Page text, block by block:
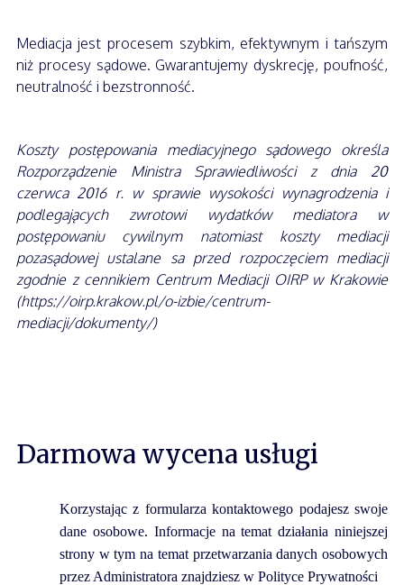
Mediacja jest procesem szybkim, efektywnym i tańszym
niż procesy sądowe. Gwarantujemy dyskrecję, poufność,
neutralność i bezstronność.
Koszty postępowania mediacyjnego sądowego określa
Rozporządzenie Ministra Sprawiedliwości z dnia 20
czerwca 2016 r. w sprawie wysokości wynagrodzenia i
podlegających zwrotowi wydatków mediatora w
postępowaniu cywilnym natomiast koszty mediacji
pozasądowej ustalane sa przed rozpoczęciem mediacji
zgodnie z cennikiem Centrum Mediacji OIRP w Krakowie
(https://oirp.krakow.pl/o-izbie/centrum-
mediacji/dokumenty/)
Darmowa wycena usługi
Korzystając z formularza kontaktowego podajesz swoje
dane osobowe. Informacje na temat działania niniejszej
strony w tym na temat przetwarzania danych osobowych
przez Administratora znajdziesz w Polityce Prywatności